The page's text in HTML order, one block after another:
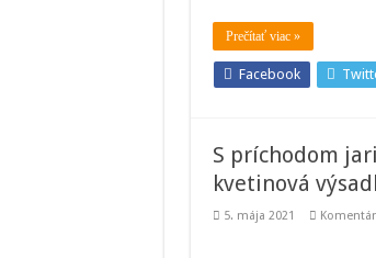
Prečítať viac »
Facebook
S príchodom
kvetinová
5. mája 2021